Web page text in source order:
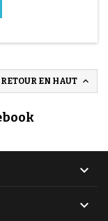
RETOUR EN HAUT 

